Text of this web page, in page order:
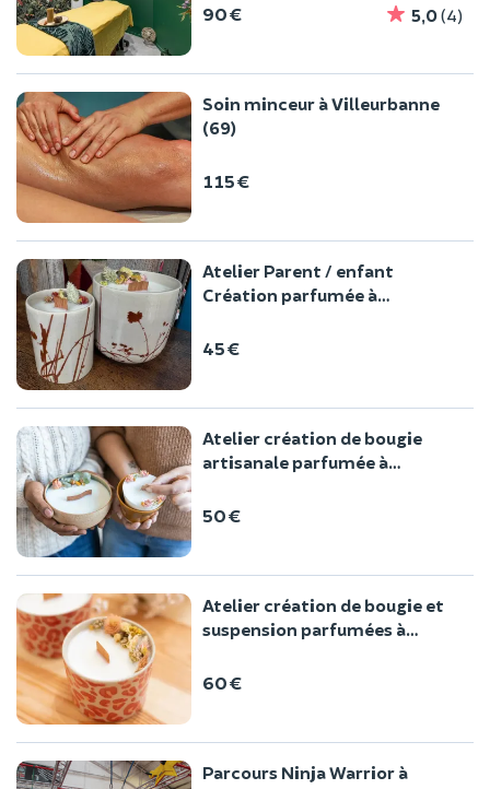
90 € 5,0(4)
Soin minceur à Villeurbanne
(69)
115 €
Atelier Parent / enfant
Création parfumée à
45 €
Atelier création de bougie
artisanale parfumée à
50 €
Atelier création de bougie et
suspension parfumées à
60 €
Parcours Ninja Warrior à